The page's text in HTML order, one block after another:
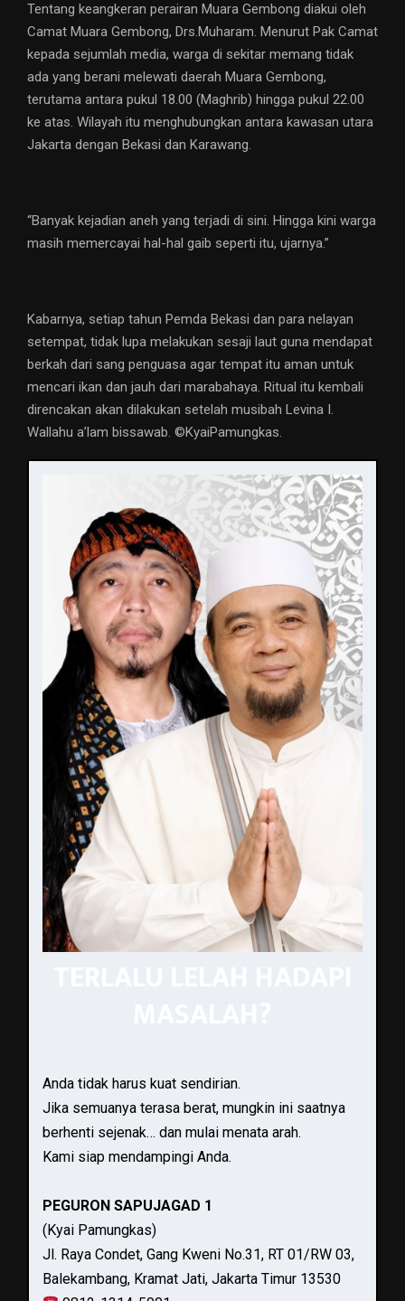
Tentang keangkeran perairan Muara Gembong diakui oleh
Camat Muara Gembong, Drs.Muharam. Menurut Pak Camat
kepada sejumlah media, warga di sekitar memang tidak
ada yang berani melewati daerah Muara Gembong,
terutama antara pukul 18.00 (Maghrib) hingga pukul 22.00
ke atas. Wilayah itu menghubungkan antara kawasan utara
Jakarta dengan Bekasi dan Karawang.
“Banyak kejadian aneh yang terjadi di sini. Hingga kini warga
masih memercayai hal-hal gaib seperti itu, ujarnya.”
Kabarnya, setiap tahun Pemda Bekasi dan para nelayan
setempat, tidak lupa melakukan sesaji laut guna mendapat
berkah dari sang penguasa agar tempat itu aman untuk
mencari ikan dan jauh dari marabahaya. Ritual itu kembali
direncakan akan dilakukan setelah musibah Levina I.
Wallahu a’lam bissawab. ©️KyaiPamungkas.
Anda tidak harus kuat sendirian.
Jika semuanya terasa berat, mungkin ini saatnya
berhenti sejenak… dan mulai menata arah.
Kami siap mendampingi Anda.
PEGURON SAPUJAGAD 1
(Kyai Pamungkas)
Jl. Raya Condet, Gang Kweni No.31, RT 01/RW 03,
Balekambang, Kramat Jati, Jakarta Timur 13530